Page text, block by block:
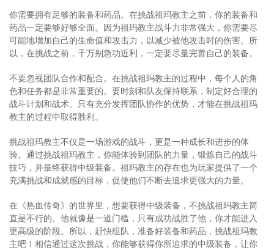
你需要拥有足够的装备和药品。在挑战祖玛教主之前，你的装备和
药品一定要够好够全面。因为祖玛教主战斗力非常强大，你需要尽
可能地增加自己的生命值和攻击力，以减少被他攻击时的伤害。所
以，在挑战之前，千万别急功近利，一定要尽量完善自己的装备。
不要忽视团队合作和配合。在挑战祖玛教主的过程中，每个人的角
色和任务都是非常重要的。要时刻和队友保持联系，制定好合理的
战斗计划和战术。只有充分发挥团队协作的优势，才能在挑战祖玛
教主的过程中取得胜利。
挑战祖玛教主不仅是一场游戏的战斗，更是一种成长和进步的体
验。通过挑战祖玛教主，你能体验到团队的力量，锻炼自己的战斗
技巧，并最终获得中级装备。祖玛教主的存在也为玩家提供了一个
充满挑战和成就感的目标，促使他们不断去追求更强大的力量。
在《热血传奇》的世界里，想要获得中级装备，不挑战祖玛教主简
直是不行的。他就像是一道门槛，只有成功战胜了他，你才能进入
更高级的阶段。所以，赶快组队，准备好装备和药品，挑战祖玛教
主吧！相信通过这次挑战，你能够获得你所追求的中级装备，让你